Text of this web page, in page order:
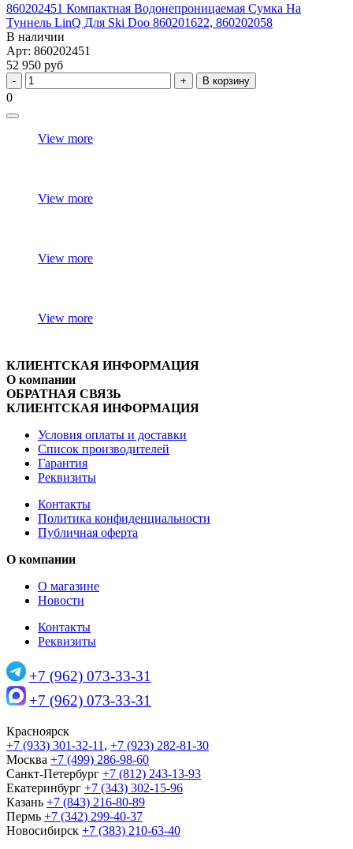
860202451 Компактная Водонепроницаемая Сумка На
Туннель LinQ Для Ski Doo 860201622, 860202058
В наличии
Арт: 860202451
52 950 руб
В корзину
0
View more
View more
View more
View more
КЛИЕНТСКАЯ ИНФОРМАЦИЯ
О компании
ОБРАТНАЯ СВЯЗЬ
КЛИЕНТСКАЯ ИНФОРМАЦИЯ
Условия оплаты и доставки
Список производителей
Гарантия
Реквизиты
Контакты
Политика конфиденциальности
Публичная оферта
О компании
О магазине
Новости
Контакты
Реквизиты
+7 (962) 073-33-31
+7 (962) 073-33-31
Красноярск
+7 (933) 301-32-11 , +7 (923) 282-81-30
Москва +7 (499) 286-98-60
Санкт-Петербург +7 (812) 243-13-93
Екатеринбург +7 (343) 302-15-96
Казань +7 (843) 216-80-89
Пермь +7 (342) 299-40-37
Новосибирск +7 (383) 210-63-40